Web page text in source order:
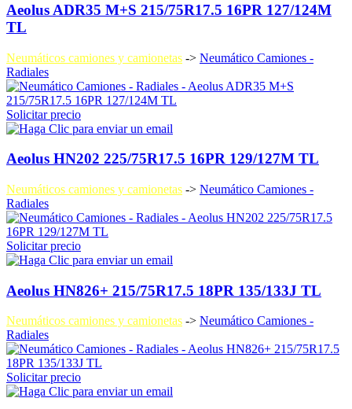
Aeolus ADR35 M+S 215/75R17.5 16PR 127/124M
TL
Neumáticos camiones y camionetas -> Neumático Camiones -
Radiales
Solicitar precio
Aeolus HN202 225/75R17.5 16PR 129/127M TL
Neumáticos camiones y camionetas -> Neumático Camiones -
Radiales
Solicitar precio
Aeolus HN826+ 215/75R17.5 18PR 135/133J TL
Neumáticos camiones y camionetas -> Neumático Camiones -
Radiales
Solicitar precio